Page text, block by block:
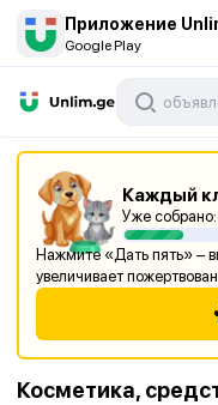
Приложение
Google Play
Каждый
Уже собрано:
Нажмите «Дать пять» –
увеличивает
Косметика,